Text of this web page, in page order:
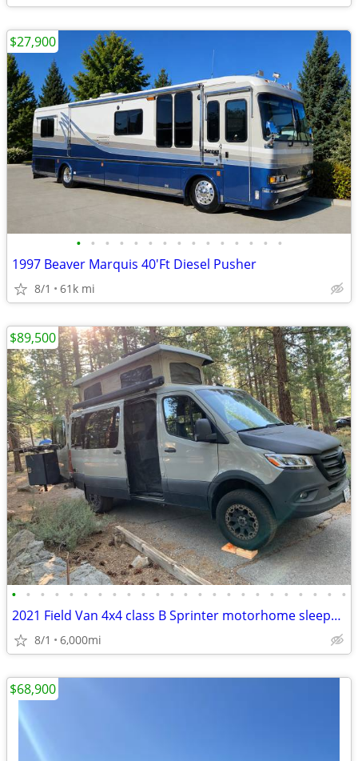
• • • • • • • • • • • • • • •
1997 Beaver Marquis 40'Ft Diesel Pusher
8/1 61k mi
$27,900
• • • • • • • • • • • • • • • • • • • • • • • •
2021 Field Van 4x4 class B Sprinter motorhome sleeps 4
8/1 6,000mi
$89,500
$68,900